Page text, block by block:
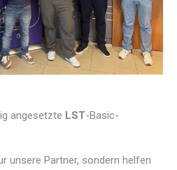
angesetzte LST-Basic-
unsere Partner, sondern helfen